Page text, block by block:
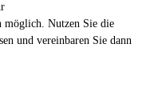
möglich. Nutzen Sie die
und vereinbaren Sie dann